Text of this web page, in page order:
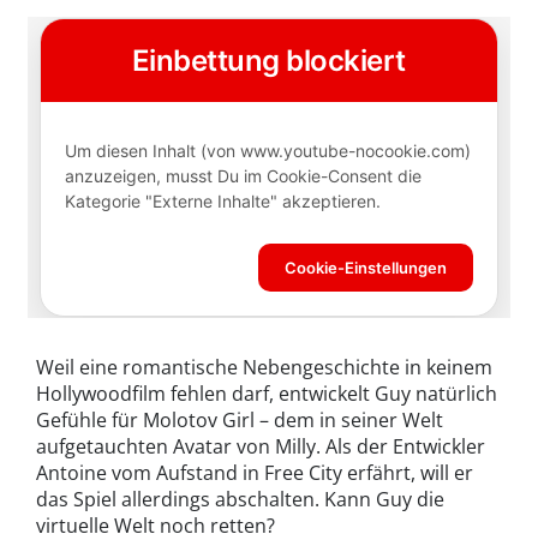
Weil eine romantische Nebengeschichte in keinem
Hollywoodfilm fehlen darf, entwickelt Guy natürlich
Gefühle für Molotov Girl – dem in seiner Welt
aufgetauchten Avatar von Milly. Als der Entwickler
Antoine vom Aufstand in Free City erfährt, will er
das Spiel allerdings abschalten. Kann Guy die
virtuelle Welt noch retten?